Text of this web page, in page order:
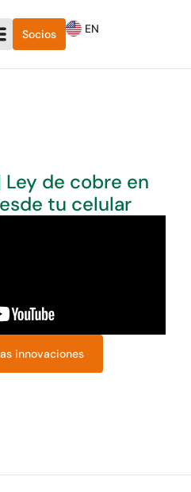
Socios EN
de cobre en
tu celular
innovaciones